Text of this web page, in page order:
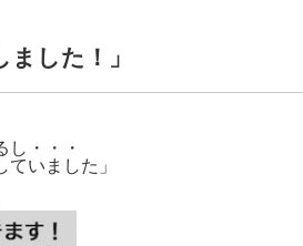
した！」
し・・・
いました」